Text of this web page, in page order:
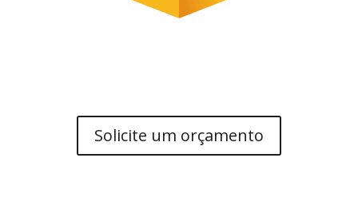
Solicite um orçamento